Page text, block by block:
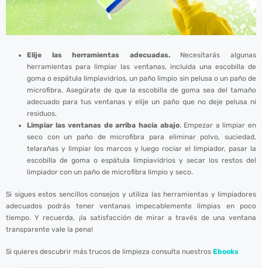
Elije las herramientas adecuadas.Necesitarás algunas
herramientas para limpiar las ventanas, incluida una escobilla de
goma o espátula limpiavidrios, un paño limpio sin pelusa o un paño de
microfibra. Asegúrate de que la escobilla de goma sea del tamaño
adecuado para tus ventanas y elije un paño que no deje pelusa ni
residuos.
Limpiar las ventanas de arriba hacia abajo. Empezar a limpiar en
seco con un paño de microfibra para eliminar polvo, suciedad,
telarañas y limpiar los marcos y luego rociar el limpiador, pasar la
escobilla de goma o espátula limpiavidrios y secar los restos del
limpiador con un paño de microfibra limpio y seco.
Si sigues estos sencillos consejos y utiliza las herramientas y limpiadores
adecuados podrás tener ventanas impecablemente limpias en poco
tiempo. Y recuerda, ¡la satisfacción de mirar a través de una ventana
transparente vale la pena!
Si quieres descubrir más trucos de limpieza consulta nuestros Ebooks